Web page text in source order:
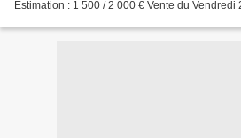
Estimation : 1 500 / 2 000 € Vente du